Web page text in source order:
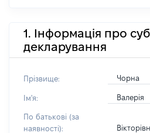
1. Інформація про
декларування
Прізвище: Чорна
Ім'я: Валерія
По батькові (за
наявності):